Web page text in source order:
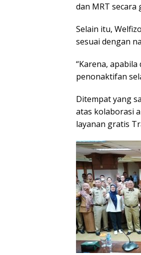
dan MRT
Selain itu,
sesuai dengan
“Karena,
penonaktifan
Ditempat yang
atas kolaborasi
layanan gratis